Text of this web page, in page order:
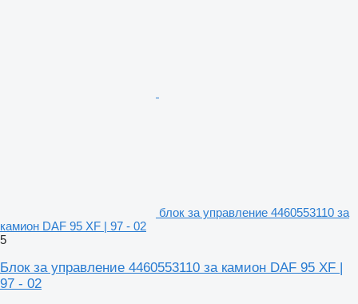
блок за управление 4460553110 за
камион DAF 95 XF | 97 - 02
5
Блок за управление 4460553110 за камион DAF 95 XF |
97 - 02